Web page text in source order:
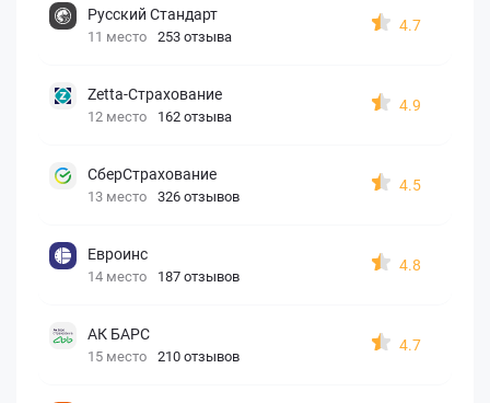
Русский Стандарт
11 место 253 отзыва
4.7
Zetta-Страхование
12 место 162 отзыва
4.9
СберСтрахование
13 место 326 отзывов
4.5
Евроинс
14 место 187 отзывов
4.8
АК БАРС
15 место 210 отзывов
4.7